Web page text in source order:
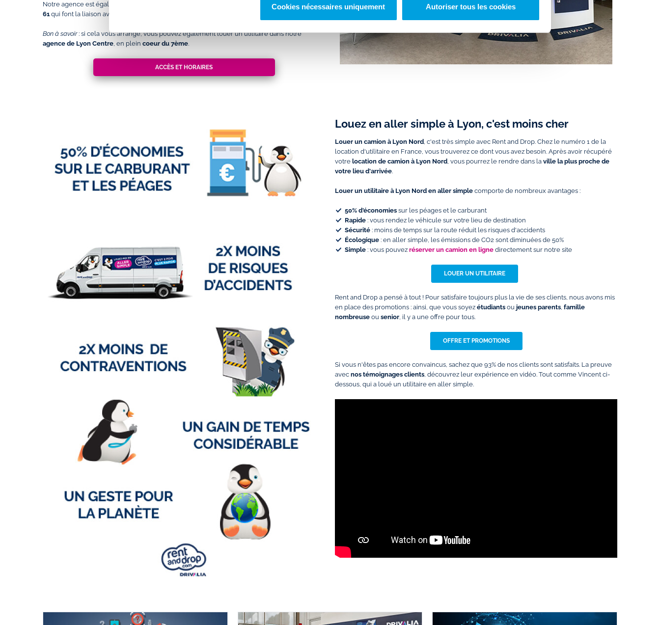
Cookies nécessaires uniquement Autoriser tous les cookies
Notre agence est également accessible en transports en commun avec les
lignes de bus 21 et
61qui font la liaison avec l
Bon à savoir: si cela vous arrange, vous pouvez également louer un utilitaire dans notre
agence de Lyon Centre, en plein coeur du 7ème.
ACCÈS ET HORAIRES
Louez en aller simple à Lyon, c'est moins cher
Louer un camion à Lyon Nord, c'est très simple avec Rent and Drop. Chez le numéro 1 de la
location d'utilitaire en France, vous trouverez ce dont vous avez besoin. Après avoir récupéré
votre location de camion à Lyon Nord, vous pourrez le rendre dans la ville la plus proche de
votre lieu d'arrivée.
Louer un utilitaire à Lyon Nord en aller simple comporte de nombreux avantages :
50% d'économies sur les péages et le carburant
Rapide : vous rendez le véhicule sur votre lieu de destination
Sécurité : moins de temps sur la route réduit les risques d'accidents
Écologique : en aller simple, les émissions de CO2 sont diminuées de 50%
Simple : vous pouvez réserver un camion en ligne directement sur notre site
LOUER UN UTILITAIRE
Rent and Drop a pensé à tout ! Pour satisfaire toujours plus la vie de ses clients, nous avons mis
en place des promotions : ainsi, que vous soyez étudiants ou jeunes parents, famille
nombreuse ou senior, il y a une offre pour tous.
OFFRE ET PROMOTIONS
Si vous n'êtes pas encore convaincus, sachez que 93% de nos clients sont satisfaits. La preuve
avec nos témoignages clients, découvrez leur expérience en vidéo. Tout comme Vincent ci-
dessous, qui a loué un utilitaire en aller simple.